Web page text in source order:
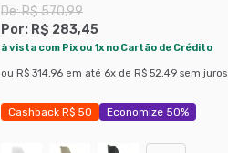
De:R$ 570,99
Por: R$ 283,45
à vista com Pix ou 1x no Cartão de Crédito
ou R$ 314,96 em até 6x de R$ 52,49 sem juros
Cashback R$ 50 Economize 50%